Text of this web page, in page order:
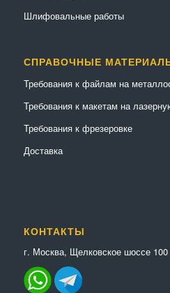
Шлифовальные работы
СПРАВОЧНЫЕ
Требования к файлам на
Требования к макетам на
Требования к фрезеровке
Доставка
КОНТАКТЫ
г. Москва, Щелковское шоссе